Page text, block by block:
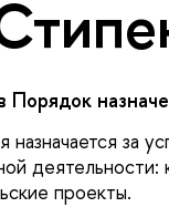
Порядок
за
проекты.